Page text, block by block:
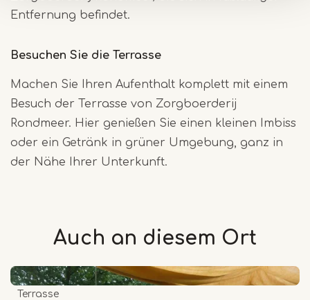
Entfernung befindet.
Besuchen Sie die Terrasse
Machen Sie Ihren Aufenthalt komplett mit einem
Besuch der Terrasse von Zorgboerderij
Rondmeer. Hier genießen Sie einen kleinen Imbiss
oder ein Getränk in grüner Umgebung, ganz in
der Nähe Ihrer Unterkunft.
Auch an diesem Ort
Terrasse